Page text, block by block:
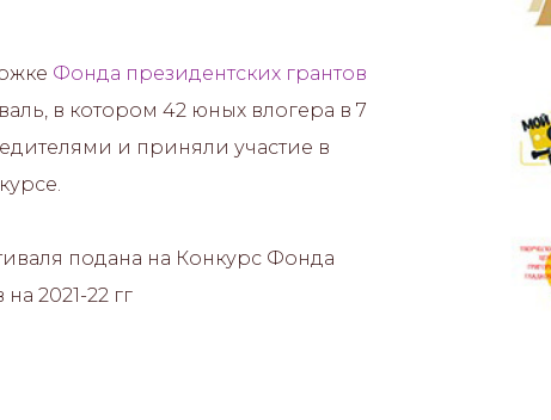
Фонда президентских грантов
в котором 42 юных влогера в 7
и приняли участие в
подана на Конкурс Фонда
2021-22 гг